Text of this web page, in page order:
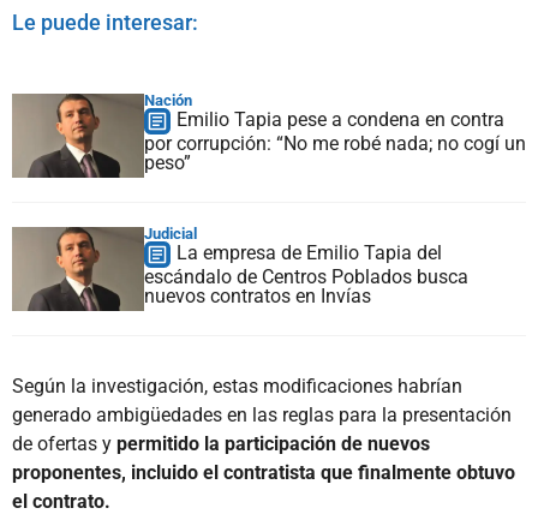
Le puede interesar:
Nación
Emilio Tapia pese a condena en contra
por corrupción: “No me robé nada; no cogí un
peso”
Judicial
La empresa de Emilio Tapia del
escándalo de Centros Poblados busca
nuevos contratos en Invías
Según la investigación, estas modificaciones habrían
generado ambigüedades en las reglas para la presentación
de ofertas y permitido la participación de nuevos
proponentes, incluido el contratista que finalmente obtuvo
el contrato.